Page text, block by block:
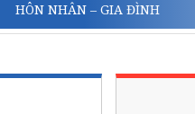
HÔN NHÂN – GIA ĐÌNH